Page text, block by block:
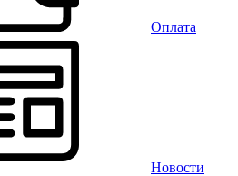
Оплата
Новости